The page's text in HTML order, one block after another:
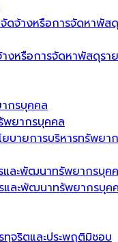
ดจ้างหรือการจัดหาพัสดุ
งหรือการจัดหาพัสดุราย
กรบุคคล
พยากรบุคคล
บายการบริหารทรัพยา
ละพัฒนาทรัพยากรบุค
และพัฒนาทรัพยากรบุค
จริตและประพฤติมิชอบ